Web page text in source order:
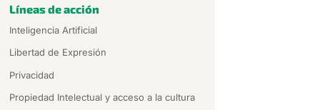
Líneas de acción
Inteligencia Artificial
Libertad de Expresión
Privacidad
Propiedad Intelectual y acceso a la cultura